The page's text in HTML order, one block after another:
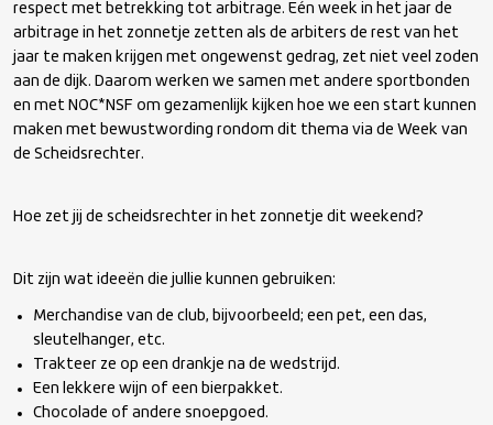
respect met betrekking tot arbitrage. Eén week in het jaar de
arbitrage in het zonnetje zetten als de arbiters de rest van het
jaar te maken krijgen met ongewenst gedrag, zet niet veel zoden
aan de dijk. Daarom werken we samen met andere sportbonden
en met NOC*NSF om gezamenlijk kijken hoe we een start kunnen
maken met bewustwording rondom dit thema via de Week van
de Scheidsrechter.
Hoe zet jij de scheidsrechter in het zonnetje dit weekend?
Dit zijn wat ideeën die jullie kunnen gebruiken:
Merchandise van de club, bijvoorbeeld; een pet, een das,
sleutelhanger, etc.
Trakteer ze op een drankje na de wedstrijd.
Een lekkere wijn of een bierpakket.
Chocolade of andere snoepgoed.